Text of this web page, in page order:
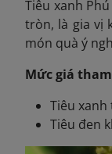
Tiêu xanh
tròn, là gia vị
món quà ý
Mức giá
Tiêu xanh
Tiêu đen